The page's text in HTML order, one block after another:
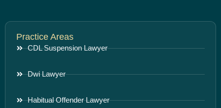
Practice Areas
CDL Suspension Lawyer
Dwi Lawyer
Habitual Offender Lawyer